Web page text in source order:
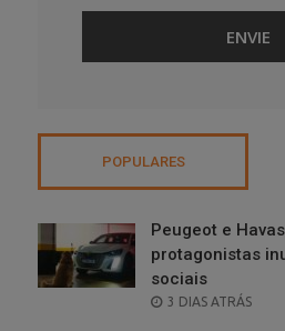
POPULARES
Peugeot e
protagonistas
sociais
POSTED
3 DIAS ATRÁS